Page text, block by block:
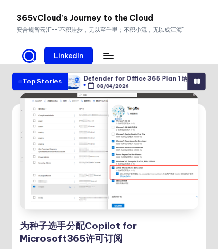
365vCloud's Journey to the Cloud
安合规智云汇--"不积跬步，无以至千里；不积小流，无以成江海"
LinkedIn
Top StoriesDefender for Office 365 Plan 1 纳入 E3：让邮件与协作安
08/04/2026
为种子选手分配Copilot for
Microsoft365许可订阅